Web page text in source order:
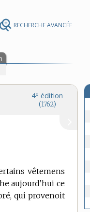
RECHERCHE AVANCÉE
4e édition
(1762)
vêtemens
aujourd’hui ce
qui provenoit